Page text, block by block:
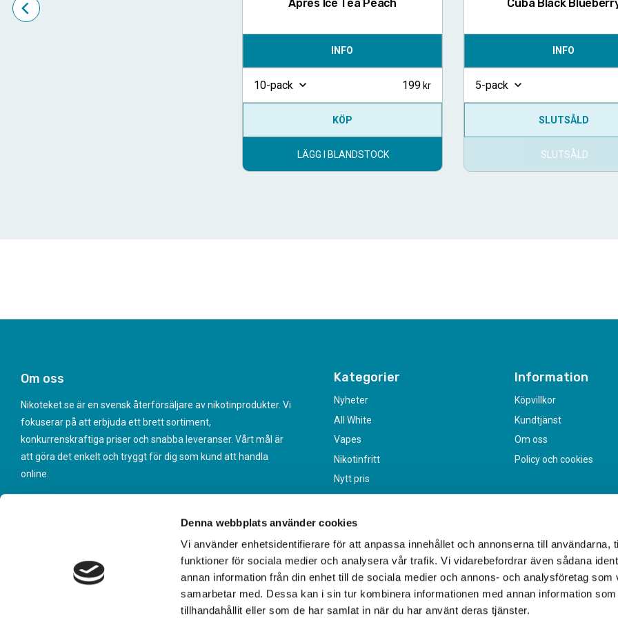
Denna webbplats använder cookies
Vi använder enhetsidentifierare för att anpassa innehållet och annonserna till användarna,
funktioner för sociala medier och analysera vår trafik. Vi vidarebefordrar även sådana
annan information från din enhet till de sociala medier och annons- och analysföretag som
samarbetar med. Dessa kan i sin tur kombinera informationen med annan information
tillhandahållit eller som de har samlat in när du har använt deras tjänster.
Après Ice Tea Peach
INFO
10-pack 199
KÖP
LÄGG I BLANDSTOCK
Cuba Black
INFO
5-pack
SLUTSÅLD
SLUTSÅLD
Om oss
Nikoteket.se är en svensk återförsäljare av nikotinprodukter. Vi
fokuserar på att erbjuda ett brett sortiment,
konkurrenskraftiga priser och snabba leveranser. Vårt mål är
att göra det enkelt och tryggt för dig som kund att handla
online.
Kategorier
Nyheter
All White
Vapes
Nikotinfritt
Nytt pris
Information
Köpvillkor
Kundtjänst
Om oss
Policy och cookies